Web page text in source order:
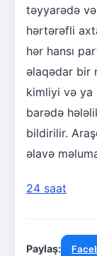
təyyarədə
hərtərəfli
hər hansı
əlaqədar bir
kimliyi və ya
barədə
bildirilir.
əlavə
24 saat
Paylaş: